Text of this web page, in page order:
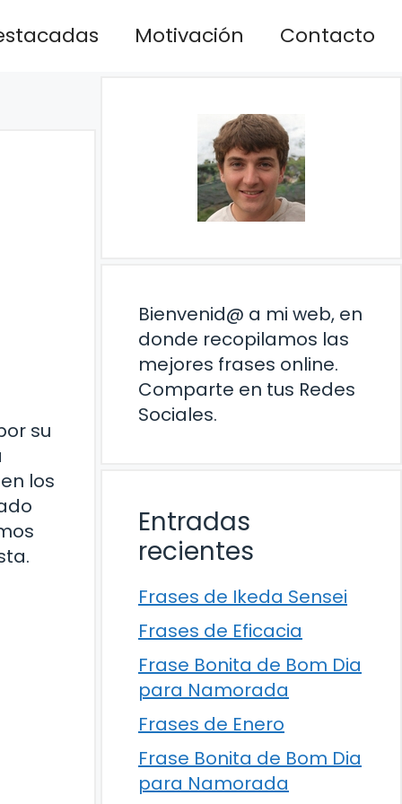
Motivación Contacto
su
los
Bienvenid@ a mi web, en
donde recopilamos las
mejores frases online.
Comparte en tus Redes
Sociales.
Entradas
recientes
Frases de Ikeda Sensei
Frases de Eficacia
Frase Bonita de Bom Dia
para Namorada
Frases de Enero
Frase Bonita de Bom Dia
para Namorada